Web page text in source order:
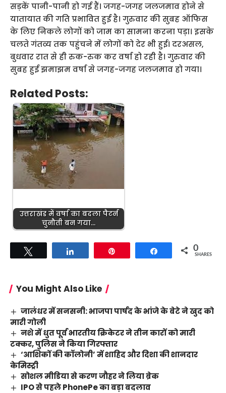
सड़कें पानी-पानी हो गई हैं। जगह-जगह जलजमाव होने से
यातायात की गति प्रभावित हुई है। गुरुवार की सुबह ऑफिस
के लिए निकले लोगों को जाम का सामना करना पड़ा। इसके
चलते गंतव्य तक पहुंचने में लोगों को देर भी हुई। दरअसल,
बुधवार रात से ही रुक-रुक कर वर्षा हो रही है। गुरुवार की
सुबह हुई झमाझम वर्षा से जगह-जगह जलजमाव हो गया।
Related Posts:
उत्तराखंड में वर्षा का बदला पैटर्न
चुनौती बन गया…
Share 0
SHARES
You Might Also Like
जालंधर में सनसनी: भाजपा पार्षद के भांजे के बेटे ने खुद को
मारी गोली
नशे में धुत पूर्व भारतीय क्रिकेटर ने तीन कारों को मारी
टक्कर, पुलिस ने किया गिरफ्तार
‘आशिकों की कॉलोनी’ में शाहिद और दिशा की शानदार
केमिस्ट्री
सोशल मीडिया से करण जौहर ने लिया ब्रेक
IPO से पहले PhonePe का बड़ा बदलाव